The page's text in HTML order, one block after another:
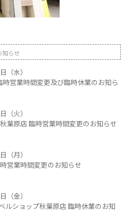
知らせ
（水）
時営業時間変更及び臨時休業のお知ら
（火）
葉原店 臨時営業時間変更のお知らせ
（月）
営業時間変更のお知らせ
（金）
ルショップ秋葉原店 臨時休業のお知